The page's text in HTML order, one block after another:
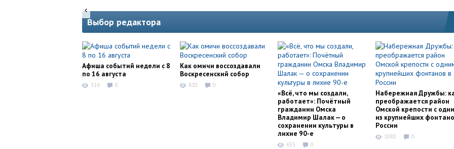
Выбор редактора
Афиша событий недели с 8
по 16 августа
316 0
Как омичи воссоздавали
Воскресенский собор
810 0
«Всё, что мы создали,
работает»: Почётный
гражданин Омска
Владимир Шалак — о
сохранении культуры в
лихие 90-е
655 0
Набережная Дружбы:
преображается район
Омской крепости с
из крупнейших
России
1083 0